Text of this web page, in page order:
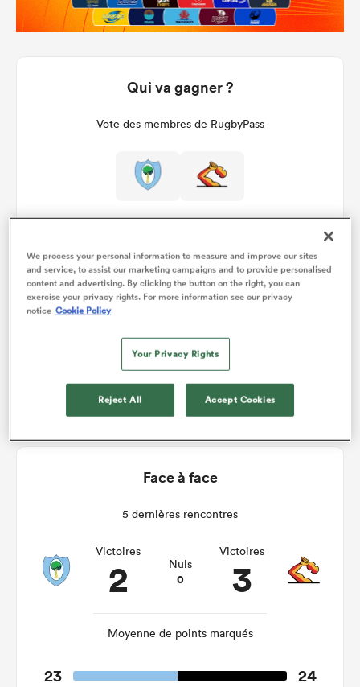
Qui va gagner ?
Vote des membres de RugbyPass
Détails du match
Northland v Waikato
Face à face
5 dernières rencontres
Victoires
2 Nuls
0
Victoires
3
Moyenne de points marqués
23 24
We process your personal information to measure and improve our sites
and service, to assist our marketing campaigns and to provide personalised
content and advertising. By clicking the button on the right, you can
exercise your privacy rights. For more information see our privacy
notice Cookie Policy
Your Privacy Rights
Reject All Accept Cookies